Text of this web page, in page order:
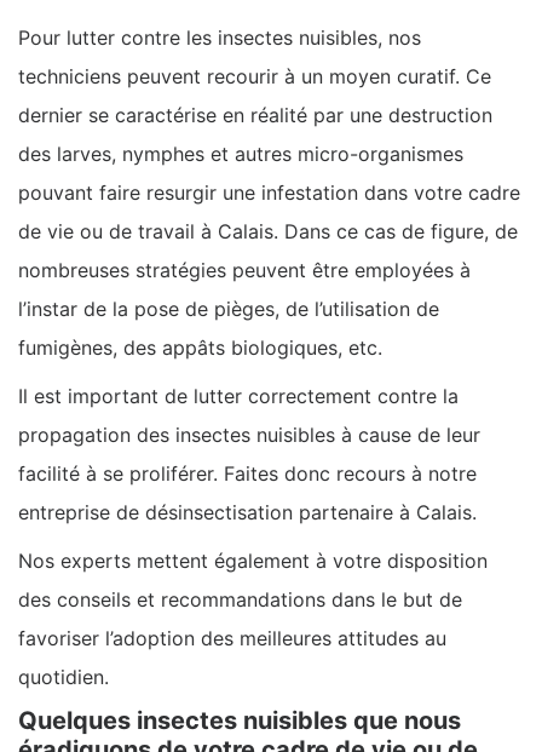
Pour lutter contre les insectes nuisibles, nos
techniciens peuvent recourir à un moyen curatif. Ce
dernier se caractérise en réalité par une destruction
des larves, nymphes et autres micro-organismes
pouvant faire resurgir une infestation dans votre cadre
de vie ou de travail à Calais. Dans ce cas de figure, de
nombreuses stratégies peuvent être employées à
l’instar de la pose de pièges, de l’utilisation de
fumigènes, des appâts biologiques, etc.
Il est important de lutter correctement contre la
propagation des insectes nuisibles à cause de leur
facilité à se proliférer. Faites donc recours à notre
entreprise de désinsectisation partenaire à Calais.
Nos experts mettent également à votre disposition
des conseils et recommandations dans le but de
favoriser l’adoption des meilleures attitudes au
quotidien.
Quelques insectes nuisibles que nous